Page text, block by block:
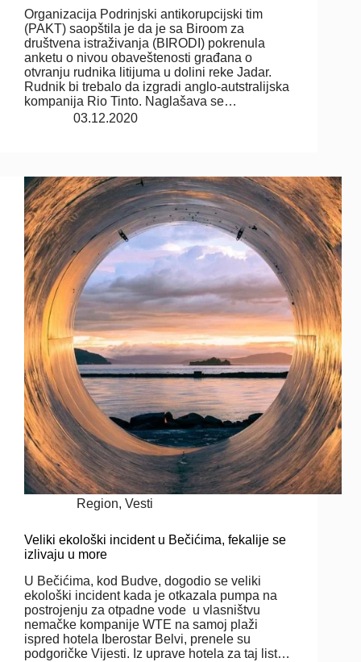
Organizacija Podrinjski antikorupcijski tim
(PAKT) saopštila je da je sa Biroom za
društvena istraživanja (BIRODI) pokrenula
anketu o nivou obaveštenosti građana o
otvranju rudnika litijuma u dolini reke Jadar.
Rudnik bi trebalo da izgradi anglo-autstralijska
kompanija Rio Tinto. Naglašava se…
03.12.2020
Region,Vesti
Veliki ekološki incident u Bečićima, fekalije se
izlivaju u more
U Bečićima, kod Budve, dogodio se veliki
ekološki incident kada je otkazala pumpa na
postrojenju za otpadne vode u vlasništvu
nemačke kompanije WTE na samoj plaži
ispred hotela Iberostar Belvi, prenele su
podgoričke Vijesti. Iz uprave hotela za taj list…